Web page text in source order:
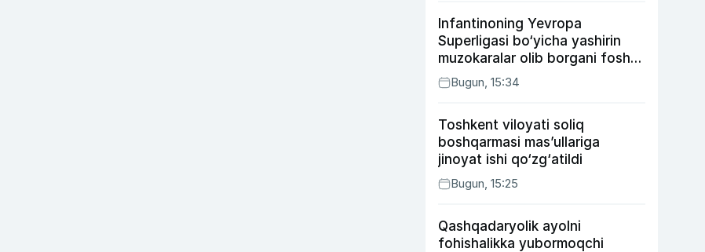
Infantinoning Yevropa
Superligasi bo‘yicha yashirin
muzokaralar olib borgani fosh
bo‘ldiBugun, 15:34
Toshkent viloyati soliq
boshqarmasi mas’ullariga
jinoyat ishi qo‘zg‘atildi
Bugun, 15:25
Qashqadaryolik ayolni
fohishalikka yubormoqchi